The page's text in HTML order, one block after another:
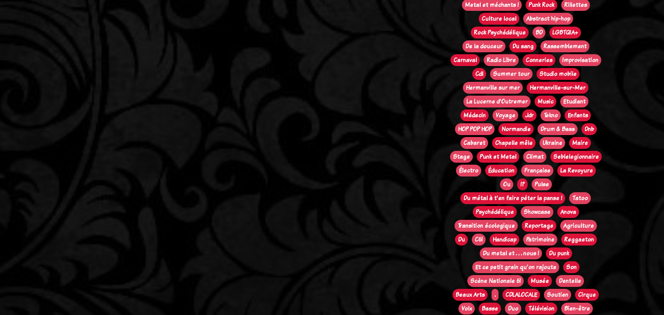
Metal et méchants !
Punk Rock
Rillettes
Culture local
Abstract hip-hop
Rock Psychédélique
BD
LGBTQIA+
De la douceur
Du sang
Rassemblement
Carnaval
Radio Libre Conneries
Improvisation
Cdl
Summer tour
Studio mobile
Hermanville sur mer
Hermanville-sur-Mer
La Lucerne d'Outremer
Music
Etudiant
Médecin
Voyage Jdr Tekno
Enfants
HOP POP HOP
Normandie Drum & Bass
Dnb
Cabaret
Chapelle mêle Ukraine
Maire
Stage
Punk et Metal Climat
Seblelegionnaire
Électro
Éducation Française
La Revoyure
Ou
!?
Pulse
Du métal à t'en faire péter la panse !
Tatoo
Psychédélique
Showcase
Anova
Transition écologique
Reportage
Agriculture
Du
C61 Handicap Patrimoine
Reggaeton
Du metal et . . . nous !
Du punk
Et ce petit grain qu'on rajoute
Son
Scène Nationale 61
Musée
Dentelle
Beaux Arts
. CDLALOCALE Soutien
Cirque
Voix
Basse Duo Télévision
Bien-être